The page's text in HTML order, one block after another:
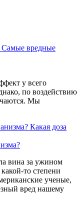
Самые вредные
у всего
по воздействию
Мы
Какая доза
вина за ужином
то степени
ученые,
вред нашему